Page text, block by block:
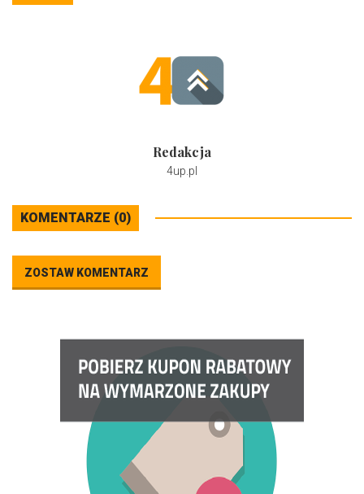
Redakcja
4up.pl
KOMENTARZE (0)
ZOSTAW KOMENTARZ